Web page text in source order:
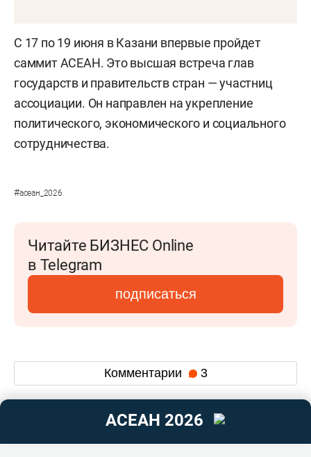
С 17 по 19 июня в Казани впервые пройдет
саммит АСЕАН. Это высшая встреча глав
государств и правительств стран — участниц
ассоциации. Он направлен на укрепление
политического, экономического и социального
сотрудничества.
#асеан_2026
Читайте БИЗНЕС Online
в Telegram
подписаться
Комментарии 3
АСЕАН 2026